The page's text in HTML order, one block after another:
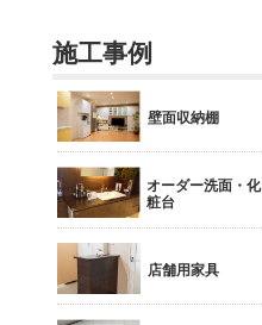
施工事例
壁面収納棚
オーダー洗面・化
粧台
店舗用家具